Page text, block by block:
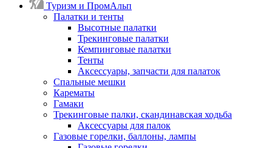
Туризм и ПромАльп
Палатки и тенты
Высотные палатки
Трекинговые палатки
Кемпинговые палатки
Тенты
Аксессуары, запчасти для палаток
Спальные мешки
Карематы
Гамаки
Трекинговые палки, скандинавская ходьба
Аксессуары для палок
Газовые горелки, баллоны, лампы